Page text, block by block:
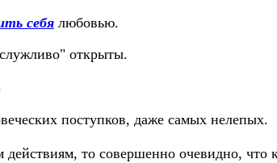
себя любовью.
открыты.
поступков, даже самых нелепых.
действиям, то совершенно очевидно,